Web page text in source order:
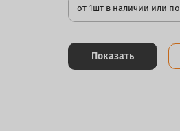
от 1шт в наличии или
Показать